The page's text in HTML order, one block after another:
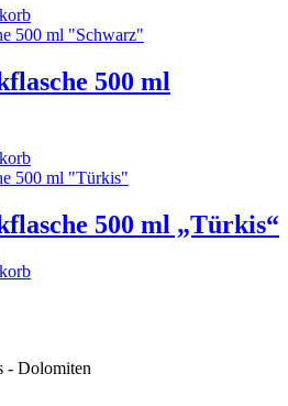
500 ml
500 ml „Türkis“
- Dolomiten